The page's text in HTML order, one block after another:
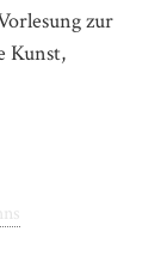
zur
Kunst,